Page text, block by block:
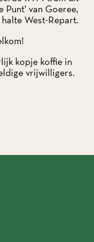
van Goeree,
West-Repart.
kopje koffie in
vrijwilligers.